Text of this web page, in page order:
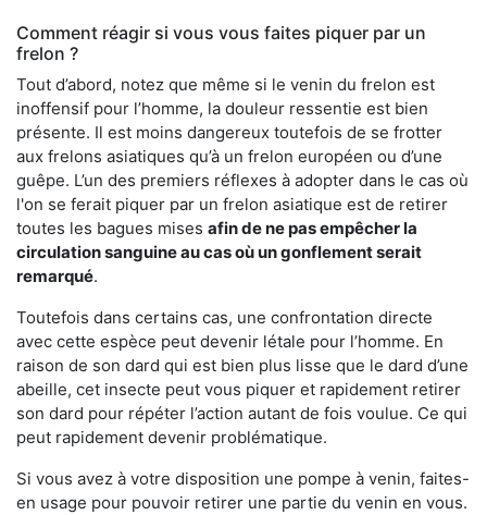
Comment réagir si vous vous faites piquer par un
frelon ?
Tout d’abord, notez que même si le venin du frelon est
inoffensif pour l’homme, la douleur ressentie est bien
présente. Il est moins dangereux toutefois de se frotter
aux frelons asiatiques qu’à un frelon européen ou d’une
guêpe. L’un des premiers réflexes à adopter dans le cas où
l'on se ferait piquer par un frelon asiatique est de retirer
toutes les bagues mises afin de ne pas empêcher la
circulation sanguine au cas où un gonflement serait
remarqué.
Toutefois dans certains cas, une confrontation directe
avec cette espèce peut devenir létale pour l’homme. En
raison de son dard qui est bien plus lisse que le dard d’une
abeille, cet insecte peut vous piquer et rapidement retirer
son dard pour répéter l’action autant de fois voulue. Ce qui
peut rapidement devenir problématique.
Si vous avez à votre disposition une pompe à venin, faites-
en usage pour pouvoir retirer une partie du venin en vous.